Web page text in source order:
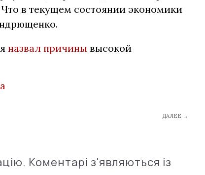
в текущем состоянии экономики
назвал причины высокой
ДАЛЕЕ →
Коментарі з'являються із